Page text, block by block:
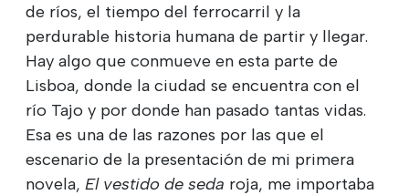
de ríos, el tiempo del ferrocarril y la
perdurable historia humana de partir y llegar.
Hay algo que conmueve en esta parte de
Lisboa, donde la ciudad se encuentra con el
río Tajo y por donde han pasado tantas vidas.
Esa es una de las razones por las que el
escenario de la presentación de mi primera
novela, El vestido de seda roja, me importaba